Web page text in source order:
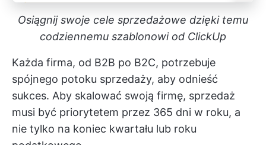
Osiągnij swoje cele sprzedażowe dzięki temu
codziennemu szablonowi od ClickUp
Każda firma, od B2B po B2C, potrzebuje
spójnego potoku sprzedaży, aby odnieść
sukces. Aby skalować swoją firmę, sprzedaż
musi być priorytetem przez 365 dni w roku, a
nie tylko na koniec kwartału lub roku